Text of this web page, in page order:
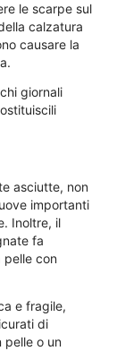
le scarpe sul
calzatura
causare la
giornali
asciutte, non
importanti
Inoltre, il
fa
pelle con
e fragile,
di
pelle o un